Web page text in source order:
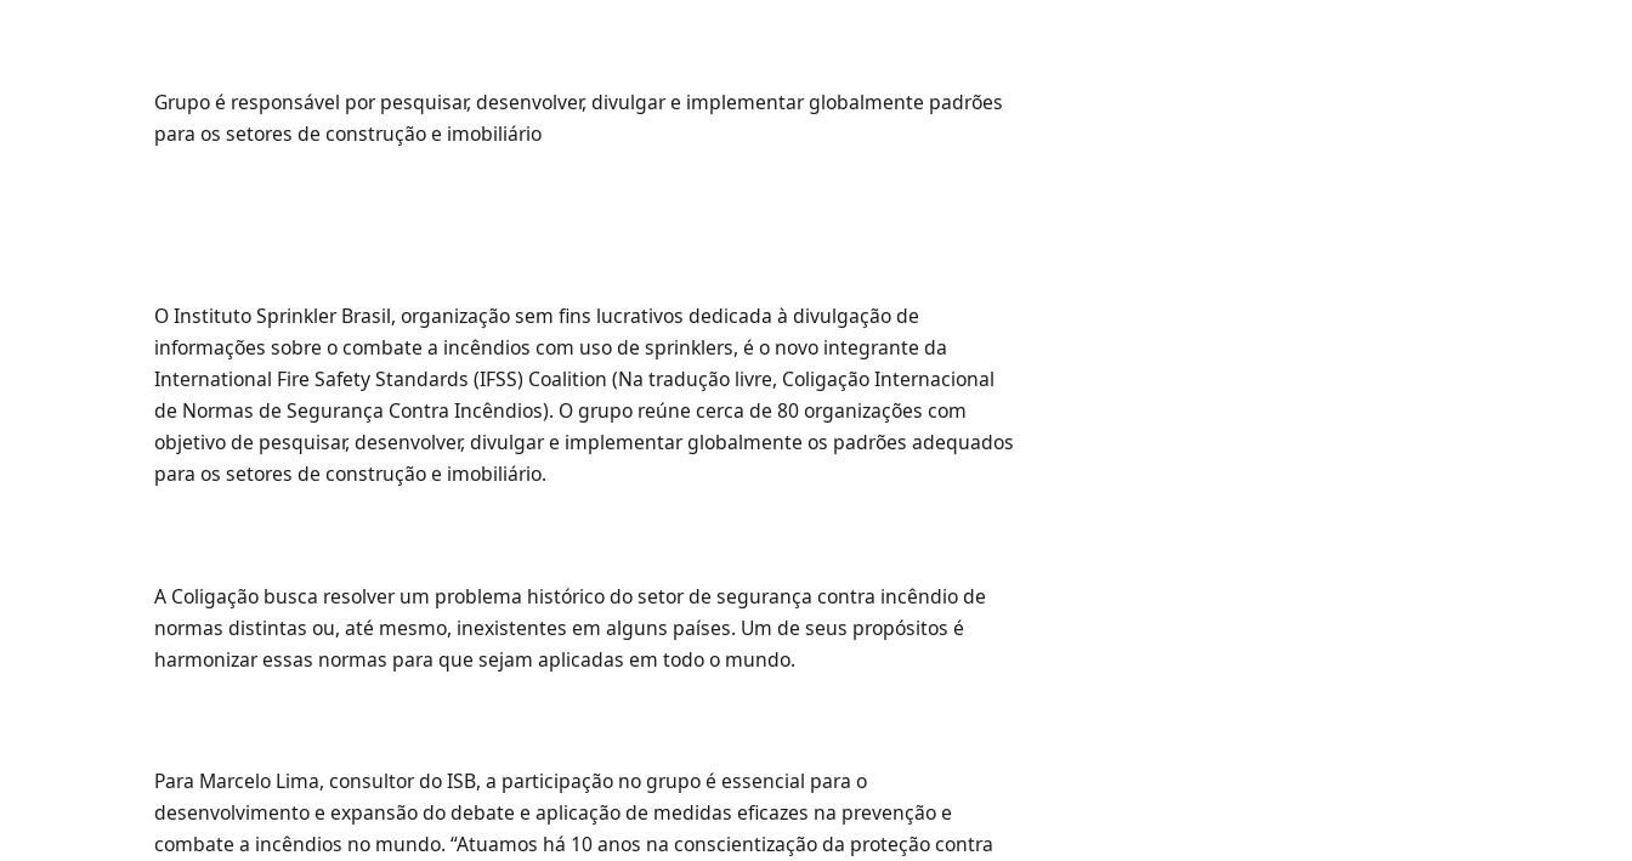
Grupo é responsável ​​por pesquisar, desenvolver, divulgar e implementar globalmente padrões
para os setores de construção e imobiliário
O Instituto Sprinkler Brasil, organização sem fins lucrativos dedicada à divulgação de
informações sobre o combate a incêndios com uso de sprinklers, é o novo integrante da
International Fire Safety Standards (IFSS) Coalition (Na tradução livre, Coligação Internacional
de Normas de Segurança Contra Incêndios). O grupo reúne cerca de 80 organizações com
objetivo de pesquisar, desenvolver, divulgar e implementar globalmente os padrões adequados
para os setores de construção e imobiliário.
A Coligação busca resolver um problema histórico do setor de segurança contra incêndio de
normas distintas ou, até mesmo, inexistentes em alguns países. Um de seus propósitos é
harmonizar essas normas para que sejam aplicadas em todo o mundo.
Para Marcelo Lima, consultor do ISB, a participação no grupo é essencial para o
desenvolvimento e expansão do debate e aplicação de medidas eficazes na prevenção e
combate a incêndios no mundo. “Atuamos há 10 anos na conscientização da proteção contra